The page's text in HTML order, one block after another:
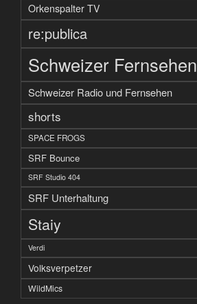
Orkenspalter TV
re:publica
Schweizer Fernsehen
Schweizer Radio und Fernsehen
shorts
SPACE FROGS
SRF Bounce
SRF Studio 404
SRF Unterhaltung
Staiy
Verdi
Volksverpetzer
WildMics